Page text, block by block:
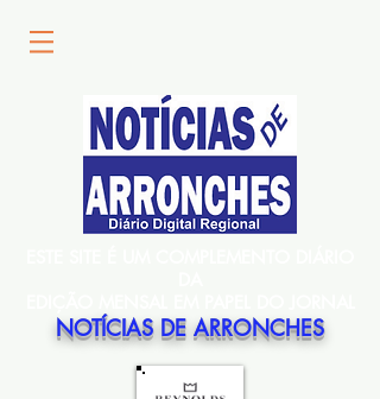
NOTÍCIAS DE ARRONCHES